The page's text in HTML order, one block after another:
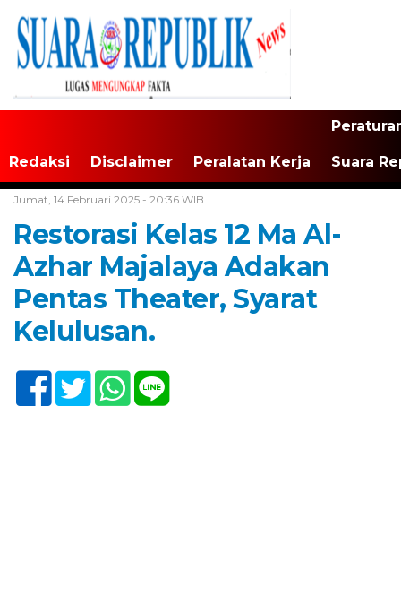
Redaksi Disclaimer Peralatan Kerja Suara
Jumat, 14 Februari 2025 - 20:36 WIB
Restorasi Kelas 12 Ma Al-
Azhar Majalaya Adakan
Pentas Theater, Syarat
Kelulusan.